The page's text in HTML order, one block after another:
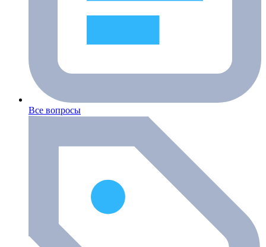
Все вопросы